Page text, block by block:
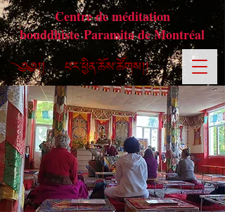
Centre de méditation
bouddhiste Paramita de Montréal